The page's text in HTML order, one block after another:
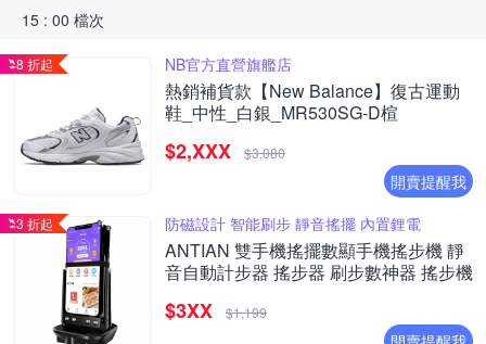
15 : 00 檔次
8 折起 NB官方直營旗艦店
熱銷補貨款【New Balance】復古運動
鞋_中性_白銀_MR530SG-D楦
$2,XXX $3,080
開賣提醒我
3 折起 防磁設計 智能刷步 靜音搖擺 內置鋰電
ANTIAN 雙手機搖擺數顯手機搖步機 靜
音自動計步器 搖步器 刷步數神器 搖步機
$3XX $1,199